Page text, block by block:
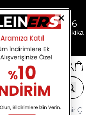
Son 0 / 14 / 16
Dakika
DKE.1.11007-4 Pair